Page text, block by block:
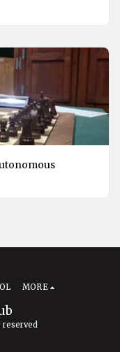
MORE